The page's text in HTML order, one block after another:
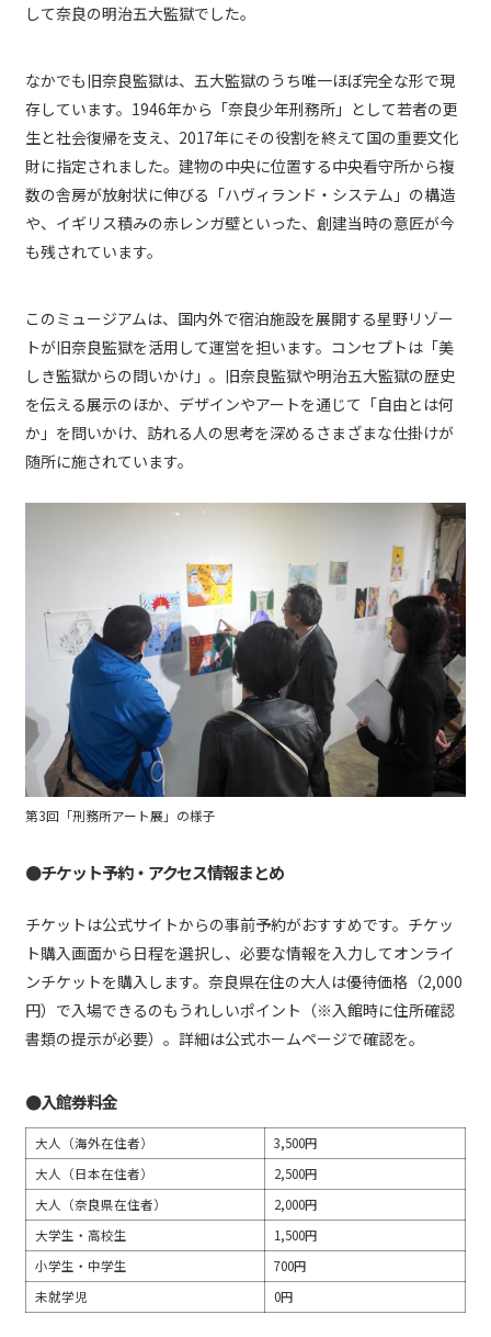
して奈良の明治五大監獄でした。
なかでも旧奈良監獄は、五大監獄のうち唯一ほぼ完全な形で現
存しています。1946年から「奈良少年刑務所」として若者の更
生と社会復帰を支え、2017年にその役割を終えて国の重要文化
財に指定されました。建物の中央に位置する中央看守所から複
数の舎房が放射状に伸びる「ハヴィランド・システム」の構造
や、イギリス積みの赤レンガ壁といった、創建当時の意匠が今
も残されています。
このミュージアムは、国内外で宿泊施設を展開する星野リゾー
トが旧奈良監獄を活用して運営を担います。コンセプトは「美
しき監獄からの問いかけ」。旧奈良監獄や明治五大監獄の歴史
を伝える展示のほか、デザインやアートを通じて「自由とは何
か」を問いかけ、訪れる人の思考を深めるさまざまな仕掛けが
随所に施されています。
第3回「刑務所アート展」の様子
●チケット予約・アクセス情報まとめ
チケットは公式サイトからの事前予約がおすすめです。チケッ
ト購入画面から日程を選択し、必要な情報を入力してオンライ
ンチケットを購入します。奈良県在住の大人は優待価格（2,000
円）で入場できるのもうれしいポイント（※入館時に住所確認
書類の提示が必要）。詳細は公式ホームページで確認を。
●入館券料金
大人（海外在住者）
3,500円
大人（日本在住者）
2,500円
大人（奈良県在住者）
2,000円
大学生・高校生
1,500円
小学生・中学生
700円
未就学児
0円